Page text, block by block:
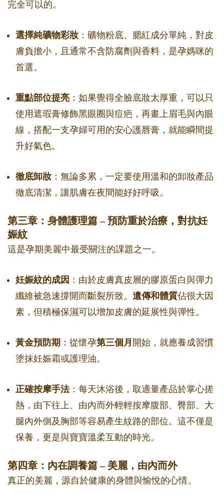
完全可以的。
選擇純礦物彩妝 ：礦物粉底、腮紅成分單純，對皮
膚負擔小，且通常不含防腐劑與香料，是孕媽咪的
首選。
重點部位提亮 ：如果覺得全臉底妝太厚重，可以只
使用遮瑕膏修飾黑眼圈與痘疤，再畫上眉毛與內眼
線，搭配一支孕婦可用的安心護唇膏，就能瞬間提
升好氣色。
徹底卸妝 ：無論多累，一定要使用溫和的卸妝產品
徹底清潔，讓肌膚在夜間能好好呼吸。
第三章：身體護理篇 – 預防重於治療，對抗妊
娠紋
這是孕期美麗中最受關注的課題之一。
妊娠紋的成因 ：由於皮膚真皮層的膠原蛋白與彈力
纖維被急速撐開而斷裂所致。 遺傳和體質佔很大因
素，但積極保濕可以增加皮膚的延展性與彈性。
黃金預防期 ：從懷孕第三個月 開始，就應養成習慣
塗抹妊娠霜或護理油。
正確按摩手法：每天沐浴後，取適量產品於掌心搓
熱，由下往上、由內而外輕輕按摩腹部、臀部、大
腿內外側及胸部等容易產生紋路的部位。這不僅是
保養，更是與寶寶溫柔互動的時光。
第四章：內在調養篇 – 美麗，由內而外
真正的美麗，源自於健康的身體與愉悅的心情。